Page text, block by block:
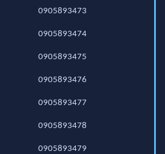
0905893473
0905893474
0905893475
0905893476
0905893477
0905893478
0905893479